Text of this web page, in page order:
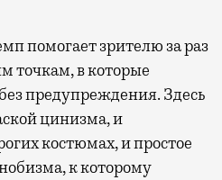
помогает зрителю за раз
точкам, в которые
предупреждения. Здесь
цинизма, и
костюмах, и простое
к которому